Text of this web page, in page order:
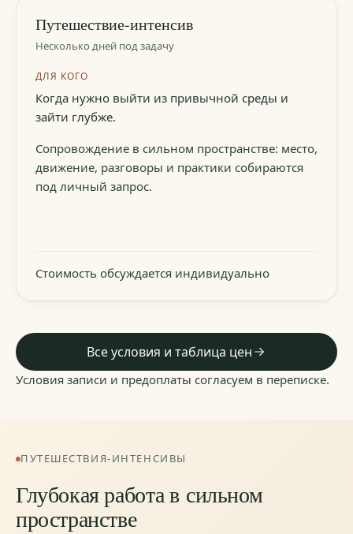
Путешествие-интенсив
Несколько дней под задачу
ДЛЯ КОГО
Когда нужно выйти из привычной среды и
зайти глубже.
Сопровождение в сильном пространстве: место,
движение, разговоры и практики собираются
под личный запрос.
Стоимость обсуждается индивидуально
Все условия и таблица цен
Условия записи и предоплаты согласуем в переписке.
ПУТЕШЕСТВИЯ-ИНТЕНСИВЫ
Глубокая работа в сильном
пространстве